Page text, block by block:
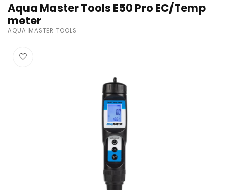
Aqua Master Tools E50 Pro EC/Temp
meter
AQUA MASTER TOOLS